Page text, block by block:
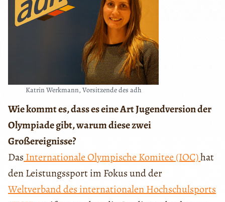
Katrin Werkmann, Vorsitzende des adh
Wie kommt es, dass es eine Art Jugendversion der
Olympiade gibt, warum diese zwei
Großereignisse?
Das Internationale Olympische Komitee (IOC)hat
den Leistungssport im Fokus und der
Weltverband des internationalen Hochschulsports